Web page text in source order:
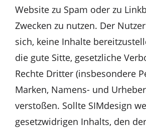
Website zu Spam oder zu
Zwecken zu nutzen. Der
sich, keine Inhalte
die gute Sitte, gesetzliche
Rechte Dritter (insbesondere
Marken, Namens- und
verstoßen. Sollte SIMdesign
gesetzwidrigen Inhalts, den